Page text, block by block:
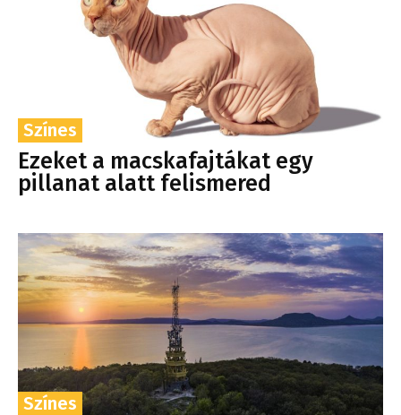
Színes
Ezeket a macskafajtákat egy
pillanat alatt felismered
Színes